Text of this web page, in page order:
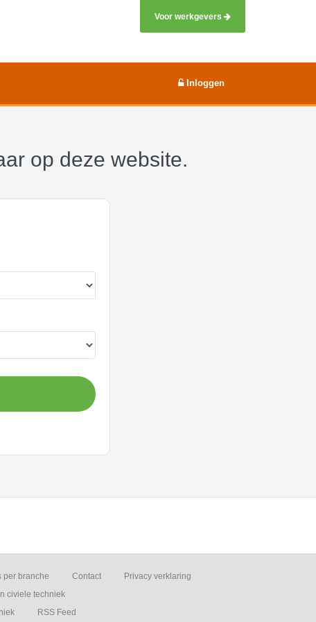
Voor werkgevers
Inloggen
op deze website.
per branche Contact
Privacy verklaring
civiele techniek
RSS Feed